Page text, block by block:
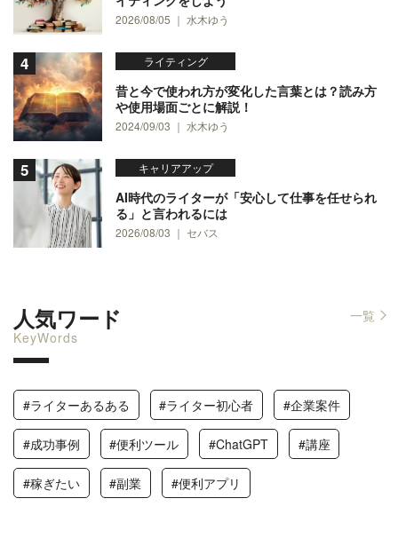
2026/08/05 ｜ 水木ゆう
ライティング
昔と今で使われ方が変化した言葉とは？読み方
や使用場面ごとに解説！
2024/09/03 ｜ 水木ゆう
キャリアアップ
AI時代のライターが「安心して仕事を任せられ
る」と言われるには
2026/08/03 ｜ セバス
人気ワード
KeyWords
一覧
#ライターあるある #ライター初心者 #企業案件
#成功事例 #便利ツール #ChatGPT #講座
#稼ぎたい #副業 #便利アプリ